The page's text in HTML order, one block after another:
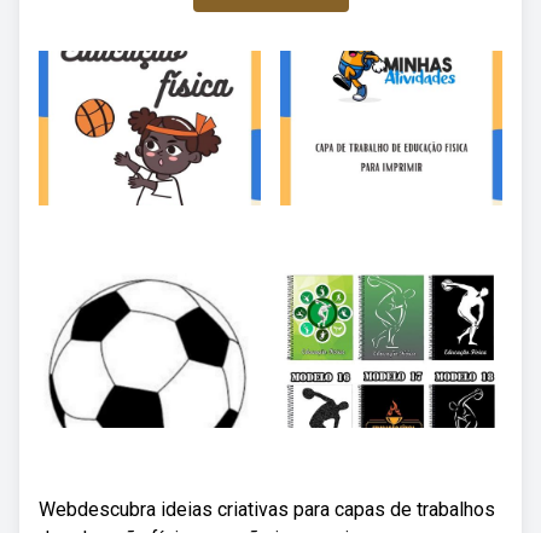
Webdescubra ideias criativas para capas de trabalhos